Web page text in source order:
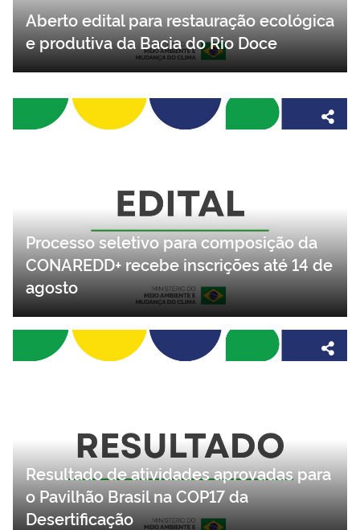
Aberto edital para restauração ecológica
e produtiva da Bacia do Rio Doce
Processo seletivo para composição da
CONAREDD+ recebe inscrições até 14 de
agosto
Resultado de atividades aprovadas para
o Pavilhão Brasil na COP17 da
Desertificação